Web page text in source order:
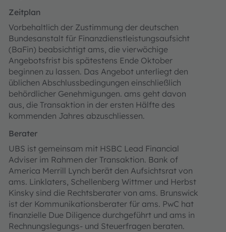
Zeitplan
Vorbehaltlich der Zustimmung der deutschen
Bundesanstalt für Finanzdienstleistungsaufsicht
(BaFin) beabsichtigt ams, die vierwöchige
Angebotsfrist bis spätestens Ende Oktober
beginnen zu lassen. Das Angebot unterliegt den
üblichen Abschlussbedingungen einschließlich
behördlicher Genehmigungen. ams geht davon
aus, die Transaktion in der ersten Hälfte des
kommenden Jahres abzuschliessen.
Berater
UBS ist gemeinsam mit HSBC Lead Financial
Adviser im Rahmen der Transaktion. Bank of
America Merrill Lynch berät den Aufsichtsrat von
ams. Linklaters, Schellenberg Wittmer und Herbst
Kinsky sind die Rechtsberater von ams. Brunswick
ist der Kommunikationsberater für ams. PwC hat
finanzielle Due Diligence durchgeführt und ams in
Rechnungslegungs- und Steuerfragen beraten.